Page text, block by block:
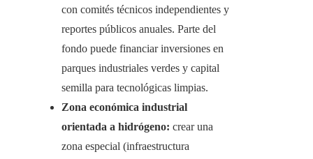
con comités técnicos independientes y
reportes públicos anuales. Parte del
fondo puede financiar inversiones en
parques industriales verdes y capital
semilla para tecnológicas limpias.
Zona económica industrial
orientada a hidrógeno: crear una
zona especial (infraestructura